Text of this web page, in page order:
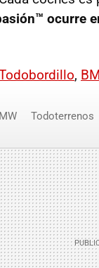
ocurre
,
Todoterrenos